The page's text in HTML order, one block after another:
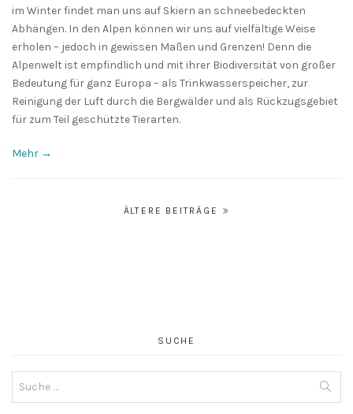
im Winter findet man uns auf Skiern an schneebedeckten
Abhängen. In den Alpen können wir uns auf vielfältige Weise
erholen – jedoch in gewissen Maßen und Grenzen! Denn die
Alpenwelt ist empfindlich und mit ihrer Biodiversität von großer
Bedeutung für ganz Europa – als Trinkwasserspeicher, zur
Reinigung der Luft durch die Bergwälder und als Rückzugsgebiet
für zum Teil geschützte Tierarten.
Mehr →
ÄLTERE BEITRÄGE
SUCHE
Suche